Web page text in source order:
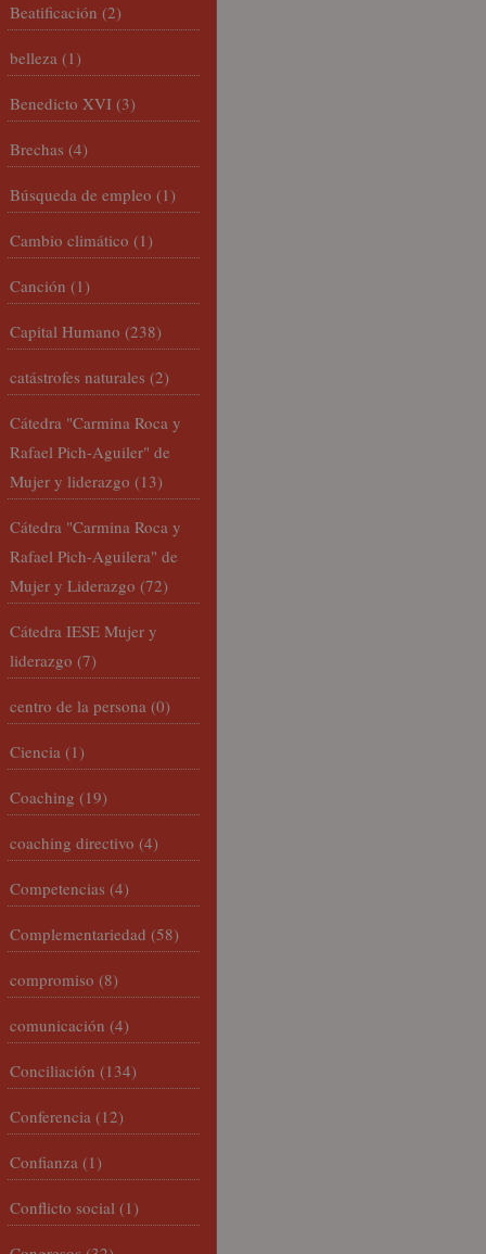
Beatificación (2)
belleza (1)
Benedicto XVI (3)
Brechas (4)
Búsqueda de empleo (1)
Cambio climático (1)
Canción (1)
Capital Humano (238)
catástrofes naturales (2)
Cátedra "Carmina Roca y
Rafael Pich-Aguiler" de
Mujer y liderazgo (13)
Cátedra "Carmina Roca y
Rafael Pich-Aguilera" de
Mujer y Liderazgo (72)
Cátedra IESE Mujer y
liderazgo (7)
centro de la persona (0)
Ciencia (1)
Coaching (19)
coaching directivo (4)
Competencias (4)
Complementariedad (58)
compromiso (8)
comunicación (4)
Conciliación (134)
Conferencia (12)
Confianza (1)
Conflicto social (1)